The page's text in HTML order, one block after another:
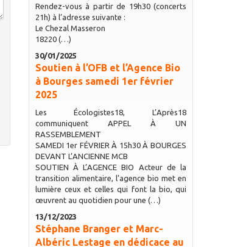
Rendez-vous à partir de 19h30 (concerts
21h) à l’adresse suivante :
Le Chezal Masseron
18220 (…)
30/01/2025
Soutien à l’OFB et l’Agence Bio
à Bourges samedi 1er février
2025
Les Écologistes18, L’Après18
communiquent APPEL À UN
RASSEMBLEMENT
SAMEDI 1er FÉVRIER À 15h30 À BOURGES
DEVANT L’ANCIENNE MCB
SOUTIEN À L’AGENCE BIO Acteur de la
transition alimentaire, l’agence bio met en
lumière ceux et celles qui font la bio, qui
œuvrent au quotidien pour une (…)
13/12/2023
Stéphane Branger et Marc-
Albéric Lestage en dédicace au